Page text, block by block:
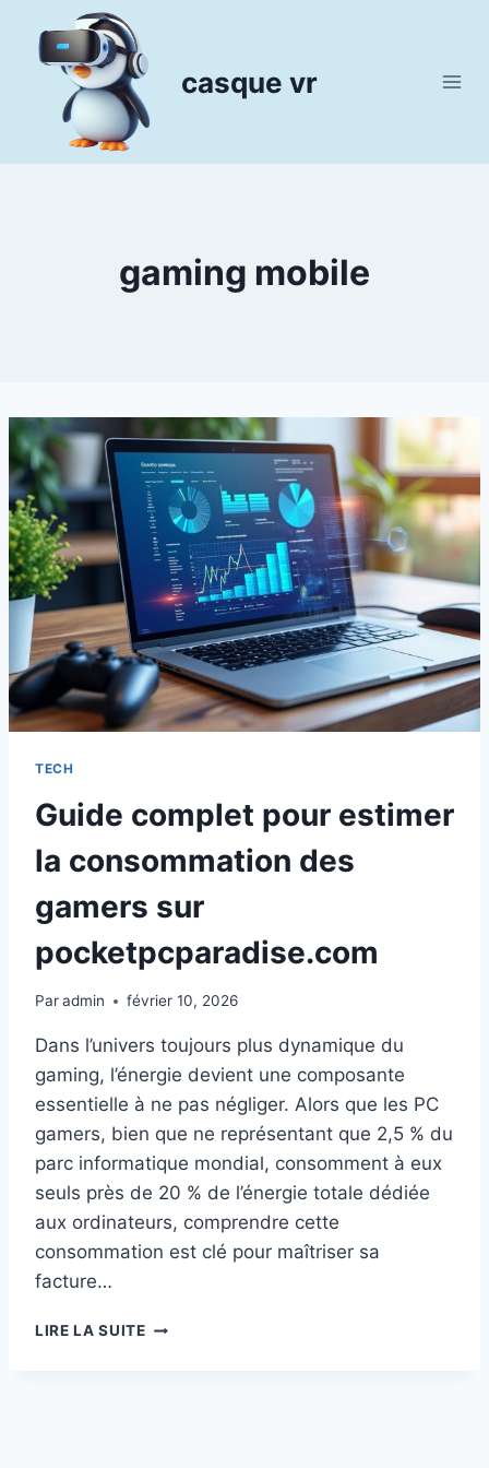
contenu
casque vr
gaming mobile
TECH
Guide complet pour estimer
la consommation des
gamers sur
pocketpcparadise.com
Paradmin février 10, 2026
Dans l’univers toujours plus dynamique du
gaming, l’énergie devient une composante
essentielle à ne pas négliger. Alors que les PC
gamers, bien que ne représentant que 2,5 % du
parc informatique mondial, consomment à eux
seuls près de 20 % de l’énergie totale dédiée
aux ordinateurs, comprendre cette
consommation est clé pour maîtriser sa
facture…
LIRE LA SUITEGUIDE